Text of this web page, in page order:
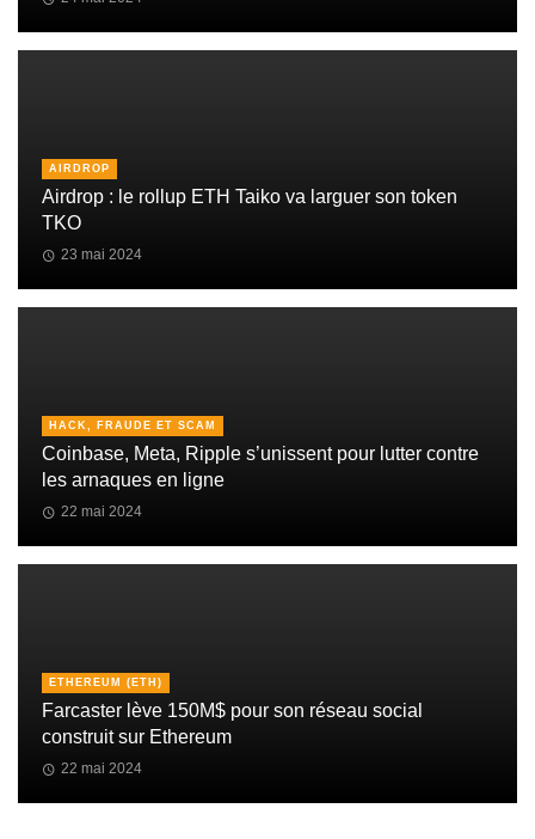
AIRDROP
Airdrop : le rollup ETH Taiko va larguer son token
TKO
23 mai 2024
HACK, FRAUDE ET SCAM
Coinbase, Meta, Ripple s’unissent pour lutter contre
les arnaques en ligne
22 mai 2024
ETHEREUM (ETH)
Farcaster lève 150M$ pour son réseau social
construit sur Ethereum
22 mai 2024